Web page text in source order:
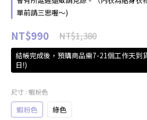
單前請三思喔～)
NT$990 NT$1,380
結帳完成後，預購商品需7-21個工作天到
日!)
尺寸 : 蝦粉色
蝦粉色 綠色